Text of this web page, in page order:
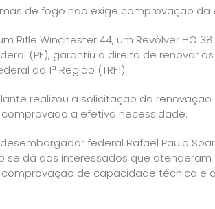
de fogo não exige comprovação da
Rifle Winchester 44, um Revólver HO
(PF), garantiu o direito de
da 1ª Região (TRF1).
realizou a solicitação da
a efetiva necessidade.
federal Rafael Paulo
se dá aos interessados que
de capacidade técnica